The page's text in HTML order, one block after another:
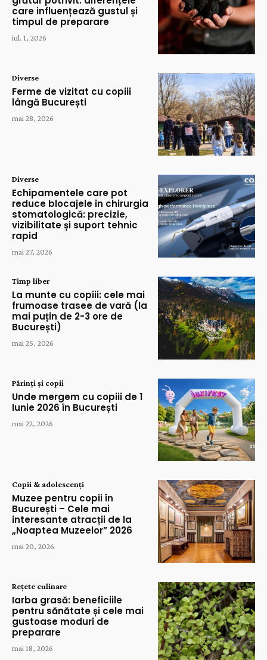
care influențează gustul și
timpul de preparare
iul. 1, 2026
Diverse
Ferme de vizitat cu copiii
lângă București
mai 28, 2026
Diverse
Echipamentele care pot
reduce blocajele în chirurgia
stomatologică: precizie,
vizibilitate și suport tehnic
rapid
mai 27, 2026
Timp liber
La munte cu copiii: cele mai
frumoase trasee de vară (la
mai puțin de 2-3 ore de
București)
mai 25, 2026
Părinți și copii
Unde mergem cu copiii de 1
Iunie 2026 în București
mai 22, 2026
Copii & adolescenți
Muzee pentru copii în
București – Cele mai
interesante atracții de la
„Noaptea Muzeelor” 2026
mai 20, 2026
Rețete culinare
Iarba grasă: beneficiile
pentru sănătate și cele mai
gustoase moduri de
preparare
mai 18, 2026